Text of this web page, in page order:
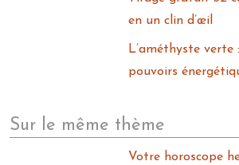
en un clin d’œil
L’améthyste
pouvoirs
Sur le même thème
Votre horoscope